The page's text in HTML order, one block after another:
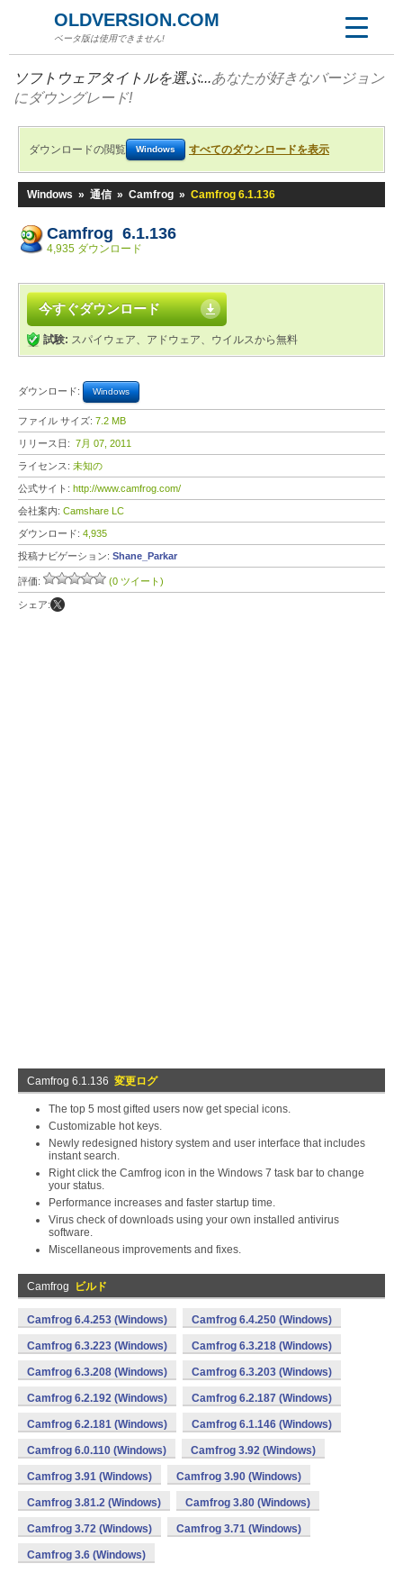
OLDVERSION.COM
ベータ版は使用できません!
ソフトウェアタイトルを選ぶ...あなたが好きなバージョン
にダウングレード!
ダウンロードの閲覧 Windows すべてのダウンロードを表示
Windows » 通信 » Camfrog » Camfrog 6.1.136
Camfrog 6.1.136
4,935 ダウンロード
今すぐダウンロード
試験: スパイウェア、アドウェア、ウイルスから無料
ダウンロード: Windows
ファイル サイズ: 7.2 MB
リリース日: 7月 07, 2011
ライセンス: 未知の
公式サイト: http://www.camfrog.com/
会社案内: Camshare LC
ダウンロード: 4,935
投稿ナビゲーション: Shane_Parkar
評価: (0 ツイート)
シェア:
Camfrog 6.1.136 変更ログ
The top 5 most gifted users now get special icons.
Customizable hot keys.
Newly redesigned history system and user interface that includes
instant search.
Right click the Camfrog icon in the Windows 7 task bar to change
your status.
Performance increases and faster startup time.
Virus check of downloads using your own installed antivirus
software.
Miscellaneous improvements and fixes.
Camfrog ビルド
Camfrog 6.4.253 (Windows) Camfrog 6.4.250 (Windows)
Camfrog 6.3.223 (Windows) Camfrog 6.3.218 (Windows)
Camfrog 6.3.208 (Windows) Camfrog 6.3.203 (Windows)
Camfrog 6.2.192 (Windows) Camfrog 6.2.187 (Windows)
Camfrog 6.2.181 (Windows) Camfrog 6.1.146 (Windows)
Camfrog 6.0.110 (Windows) Camfrog 3.92 (Windows)
Camfrog 3.91 (Windows) Camfrog 3.90 (Windows)
Camfrog 3.81.2 (Windows) Camfrog 3.80 (Windows)
Camfrog 3.72 (Windows) Camfrog 3.71 (Windows)
Camfrog 3.6 (Windows)